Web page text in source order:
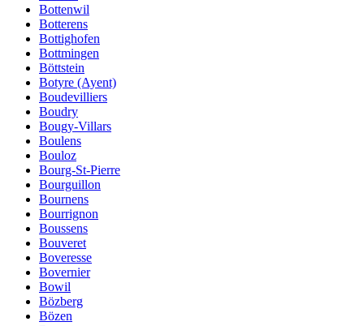
Bottenwil
Botterens
Bottighofen
Bottmingen
Böttstein
Botyre (Ayent)
Boudevilliers
Boudry
Bougy-Villars
Boulens
Bouloz
Bourg-St-Pierre
Bourguillon
Bournens
Bourrignon
Boussens
Bouveret
Boveresse
Bovernier
Bowil
Bözberg
Bözen